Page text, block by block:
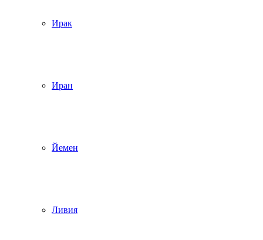
Ирак
Иран
Йемен
Ливия